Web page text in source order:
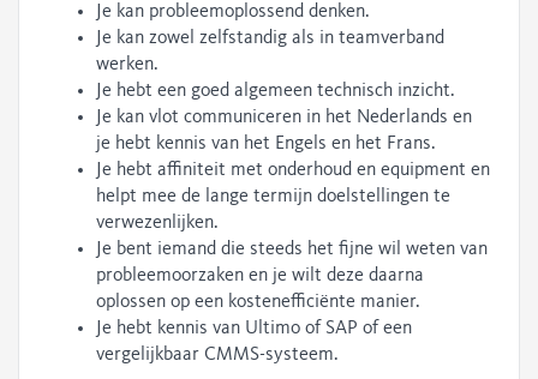
Je kan probleemoplossend denken.
Je kan zowel zelfstandig als in teamverband
werken.
Je hebt een goed algemeen technisch inzicht.
Je kan vlot communiceren in het Nederlands en
je hebt kennis van het Engels en het Frans.
Je hebt affiniteit met onderhoud en equipment en
helpt mee de lange termijn doelstellingen te
verwezenlijken.
Je bent iemand die steeds het fijne wil weten van
probleemoorzaken en je wilt deze daarna
oplossen op een kostenefficiënte manier.
Je hebt kennis van Ultimo of SAP of een
vergelijkbaar CMMS-systeem.